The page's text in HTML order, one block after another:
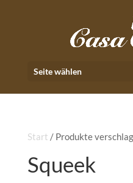
Seite wählen
Start / Produkte
Squeek